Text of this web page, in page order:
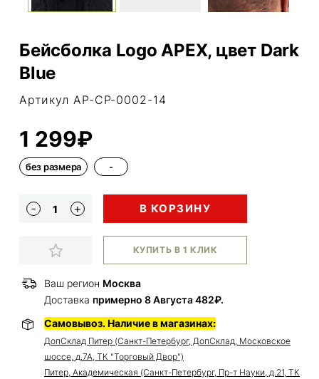
Бейсболка Logo APEX, цвет Dark
Blue
Артикул AP-CP-0002-14
1 299₽
без размера -
В КОРЗИНУ
КУПИТЬ В 1 КЛИК
Ваш регион Москва
Доставка примерно 8 Августа 482₽.
Самовывоз. Наличие в магазинах:
ДопСклад Питер (Санкт-Петербург, ДопСклад, Московское
шоссе, д.7А, ТК "Торговый Двор")
Питер, Академическая (Санкт-Петербург, Пр-т Науки, д.21, ТК